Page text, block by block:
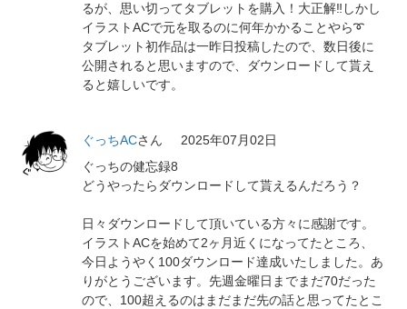
るが、思い切ってタブレットを購入！大正解‼️しかし
イラストACで元を取るのに何年かかることやら➰
タブレット初作品は一昨日投稿したので、数日後に
公開されると思いますので、ダウンロードして貰え
ると嬉しいです。
ぐっちACさん
2025年07月02日
ぐっちの健忘録8
どうやったらダウンロードして貰えるんだろう？
日々ダウンロードして頂いている方々に感謝です。
イラストACを始めて2ヶ月近くになってたところ、
今日ようやく100ダウンロード達成いたしました。あ
りがとうございます。先週金曜日までまだ70だった
ので、100超えるのはまだまだ先の話と思ってたとこ